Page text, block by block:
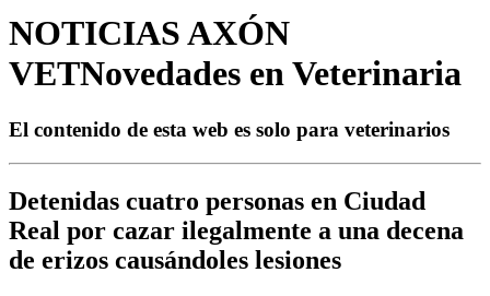
NOTICIAS AXÓN
VETNovedades en Veterinaria
El contenido de esta web es solo para veterinarios
Detenidas cuatro personas en Ciudad
Real por cazar ilegalmente a una decena
de erizos causándoles lesiones